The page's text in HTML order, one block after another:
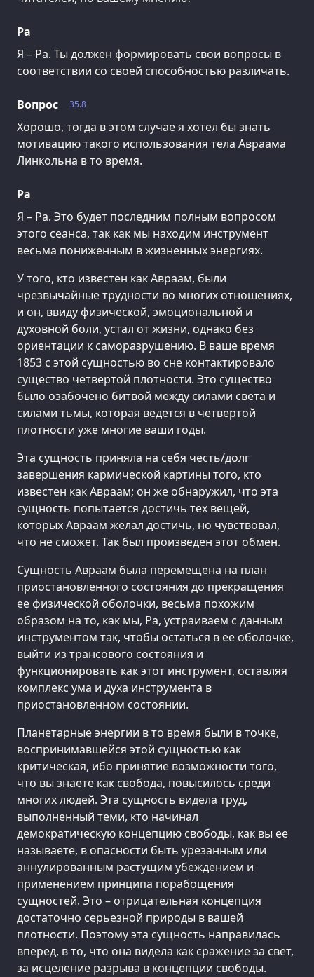
Ра
Я – Ра. Ты должен формировать свои вопросы в
соответствии со своей способностью различать.
35.8
Вопрос
Хорошо, тогда в этом случае я хотел бы знать
мотивацию такого использования тела Авраама
Линкольна в то время.
Ра
Я – Ра. Это будет последним полным вопросом
этого сеанса, так как мы находим инструмент
весьма пониженным в жизненных энергиях.
У того, кто известен как Авраам, были
чрезвычайные трудности во многих отношениях,
и он, ввиду физической, эмоциональной и
духовной боли, устал от жизни, однако без
ориентации к саморазрушению. В ваше время
1853 с этой сущностью во сне контактировало
существо четвертой плотности. Это существо
было озабочено битвой между силами света и
силами тьмы, которая ведется в четвертой
плотности уже многие ваши годы.
Эта сущность приняла на себя честь/долг
завершения кармической картины того, кто
известен как Авраам; он же обнаружил, что эта
сущность попытается достичь тех вещей,
которых Авраам желал достичь, но чувствовал,
что не сможет. Так был произведен этот обмен.
Сущность Авраам была перемещена на план
приостановленного состояния до прекращения
ее физической оболочки, весьма похожим
образом на то, как мы, Ра, устраиваем с данным
инструментом так, чтобы остаться в ее оболочке,
выйти из трансового состояния и
функционировать как этот инструмент, оставляя
комплекс ума и духа инструмента в
приостановленном состоянии.
Планетарные энергии в то время были в точке,
воспринимавшейся этой сущностью как
критическая, ибо принятие возможности того,
что вы знаете как свобода, повысилось среди
многих людей. Эта сущность видела труд,
выполненный теми, кто начинал
демократическую концепцию свободы, как вы ее
называете, в опасности быть урезанным или
аннулированным растущим убеждением и
применением принципа порабощения
сущностей. Это – отрицательная концепция
достаточно серьезной природы в вашей
плотности. Поэтому эта сущность направилась
вперед, в то, что она видела как сражение за свет,
за исцеление разрыва в концепции свободы.